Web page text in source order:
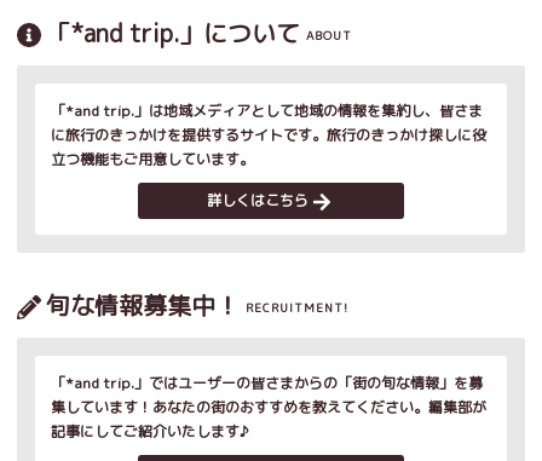
「*and trip.」について ABOUT
「*and trip.」は地域メディアとして地域の情報を集約し、皆さま
に旅行のきっかけを提供するサイトです。旅行のきっかけ探しに役
立つ機能もご用意しています。
詳しくはこちら
旬な情報募集中！ RECRUITMENT!
「*and trip.」ではユーザーの皆さまからの「街の旬な情報」を募
集しています！あなたの街のおすすめを教えてください。編集部が
記事にしてご紹介いたします♪